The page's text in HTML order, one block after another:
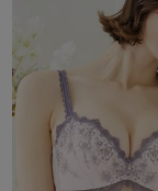
マタニティ
SALE